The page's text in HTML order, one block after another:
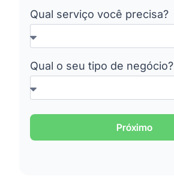
Qual serviço você precisa?
Qual o seu tipo de negócio?
Próximo